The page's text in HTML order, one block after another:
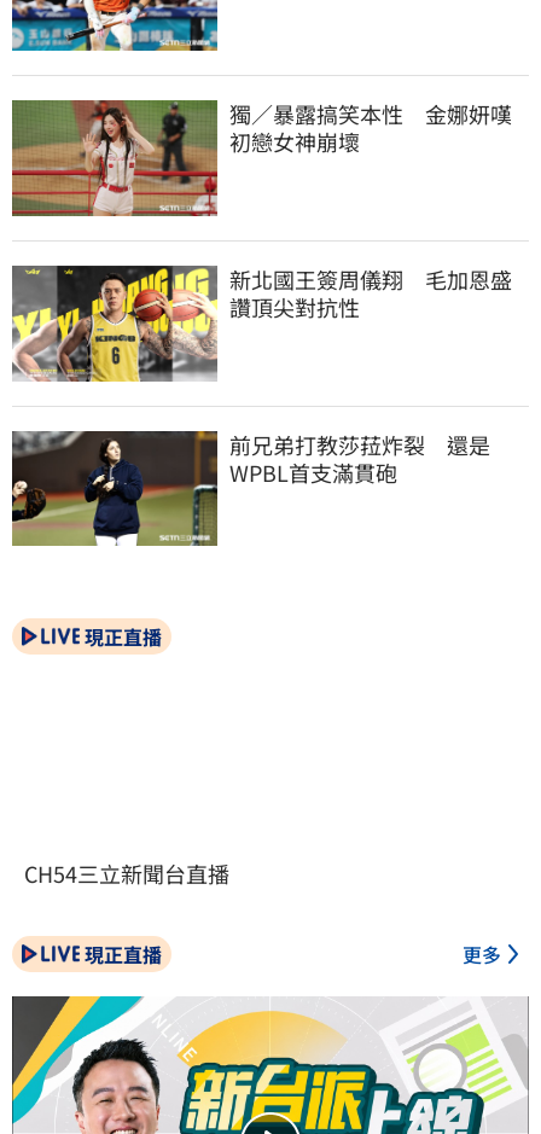
獨／暴露搞笑本性　金娜妍嘆
初戀女神崩壞
新北國王簽周儀翔　毛加恩盛
讚頂尖對抗性
前兄弟打教莎菈炸裂　還是
WPBL首支滿貫砲
現正直播
CH54三立新聞台直播
現正直播 更多